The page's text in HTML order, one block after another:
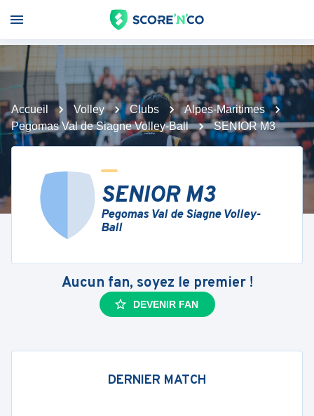
Accueil Volley Clubs
Alpes-Maritimes
Pegomas Val de Siagne Volley-Ball
SENIOR M3
SENIOR M3
Pegomas Val de Siagne Volley-
Ball
Aucun fan, soyez le premier !
DEVENIR FAN
DERNIER MATCH